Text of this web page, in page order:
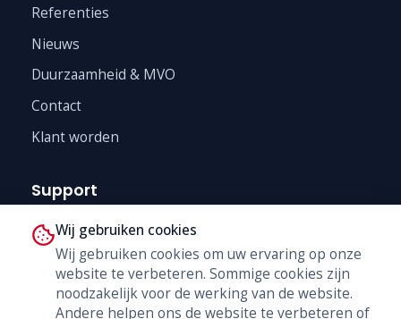
Referenties
Nieuws
Duurzaamheid & MVO
Contact
Klant worden
Support
Technische Dienst
Trainingen
B2B Shop
Wij gebruiken cookies
Wij gebruiken cookies om uw ervaring op onze
website te verbeteren. Sommige cookies zijn
noodzakelijk voor de werking van de website.
Andere helpen ons de website te verbeteren of